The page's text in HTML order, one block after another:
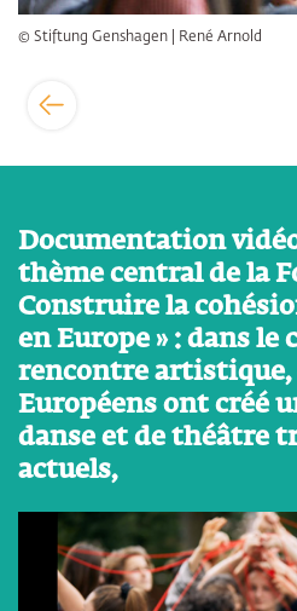
© Stiftung Genshagen | René Arnold
Documentation
thème central de la
Construire la
en Europe » : dans le
rencontre artistique,
Européens ont créé
danse et de théâtre
actuels,